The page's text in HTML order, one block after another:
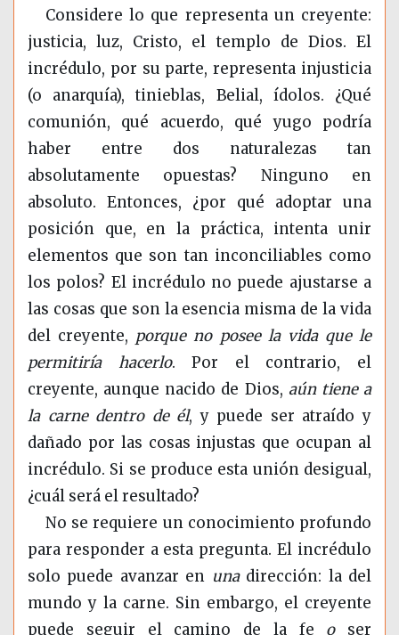
Considere lo que representa un creyente:
justicia, luz, Cristo, el templo de Dios. El
incrédulo, por su parte, representa injusticia
(o anarquía), tinieblas, Belial, ídolos. ¿Qué
comunión, qué acuerdo, qué yugo podría
haber entre dos naturalezas tan
absolutamente opuestas? Ninguno en
absoluto. Entonces, ¿por qué adoptar una
posición que, en la práctica, intenta unir
elementos que son tan inconciliables como
los polos? El incrédulo no puede ajustarse a
las cosas que son la esencia misma de la vida
del creyente, porque no posee la vida que le
permitiría hacerlo. Por el contrario, el
creyente, aunque nacido de Dios, aún tiene a
la carne dentro de él, y puede ser atraído y
dañado por las cosas injustas que ocupan al
incrédulo. Si se produce esta unión desigual,
¿cuál será el resultado?
No se requiere un conocimiento profundo
para responder a esta pregunta. El incrédulo
solo puede avanzar en unadirección: la del
mundo y la carne. Sin embargo, el creyente
puede seguir el camino de la fe oser